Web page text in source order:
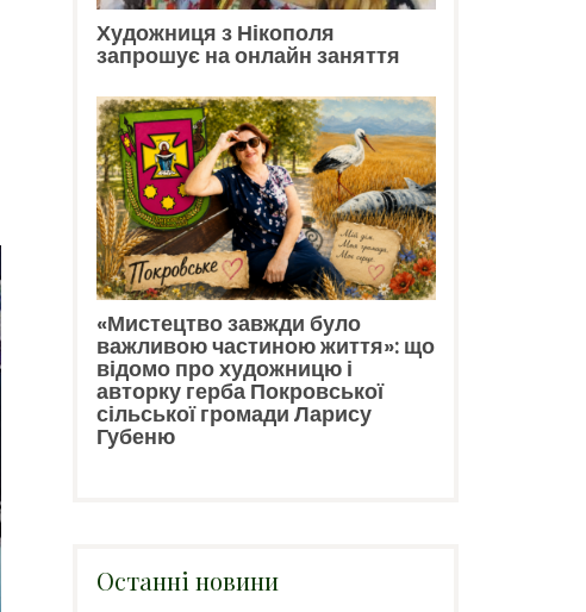
Художниця з Нікополя
запрошує на онлайн заняття
«Мистецтво завжди було
важливою частиною життя»: що
відомо про художницю і
авторку герба Покровської
сільської громади Ларису
Губеню
Останні новини